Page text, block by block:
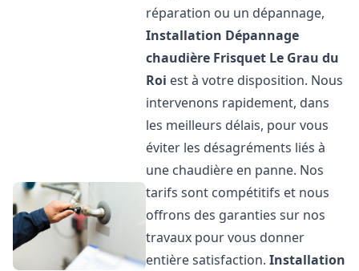
réparation ou un dépannage,
Installation Dépannage
chaudière Frisquet Le Grau du
Roi est à votre disposition. Nous
intervenons rapidement, dans
les meilleurs délais, pour vous
éviter les désagréments liés à
une chaudière en panne. Nos
tarifs sont compétitifs et nous
offrons des garanties sur nos
travaux pour vous donner
entière satisfaction.Installation